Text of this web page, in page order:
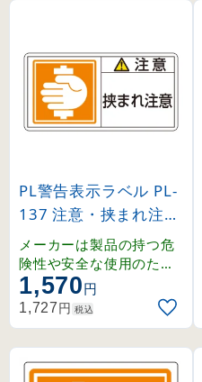
PL警告表示ラベル PL-
137 注意・挟まれ注意
大 (201137)
メーカーは製品の持つ危
険性や安全な使用のため
の指示に関わる正しい警
告を、ユーザーに提供す
る義務があり、その内容
て検討しなくてはなりま
せん。
1,570円
1,727円 税込